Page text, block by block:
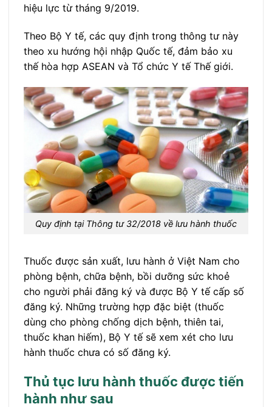
hiệu lực từ tháng 9/2019.
Theo Bộ Y tế, các quy định trong thông tư này
theo xu hướng hội nhập Quốc tế, đảm bảo xu
thế hòa hợp ASEAN và Tổ chức Y tế Thế giới.
Quy định tại Thông tư 32/2018 về lưu hành thuốc
Thuốc được sản xuất, lưu hành ở Việt Nam cho
phòng bệnh, chữa bệnh, bồi dưỡng sức khoẻ
cho người phải đăng ký và được Bộ Y tế cấp số
đăng ký. Những trường hợp đặc biệt (thuốc
dùng cho phòng chống dịch bệnh, thiên tai,
thuốc khan hiếm), Bộ Y tế sẽ xem xét cho lưu
hành thuốc chưa có số đăng ký.
Thủ tục lưu hành thuốc được tiến
hành như sau